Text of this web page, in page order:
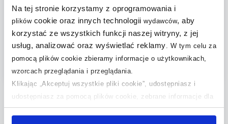
Na tej stronie korzystamy z oprogramowania i
plikówcookie oraz innych technologii wydawców, aby
korzystać ze wszystkich funkcji naszej witryny, z jej
usług, analizować oraz wyświetlać reklamy
W tym celu za
pomocą plików cookie zbieramy informacje o użytkownikach,
wzorcach przeglądania i przeglądania.
Klikając „Akceptuj wszystkie pliki cookie”, udostępniasz i
udostępniasz za pomocą plików cookie, zebrane informacje dla
użytkowników zewnętrznych, a także nasi partnerzy reklamowi.
zasłona prysznicowa
240x200 cm tekstylna
87,95 zł
(3)
prysznicowa 180x200
cm wzór czarny
210961319
49 44zł
(4)